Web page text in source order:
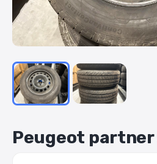
Peugeot partner